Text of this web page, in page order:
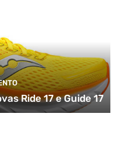
Ride 17 e Guide 17